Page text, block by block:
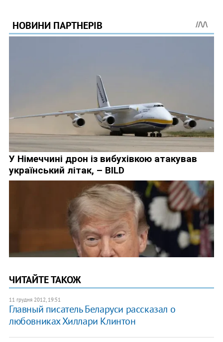
ЧИТАЙТЕ ТАКОЖ
11 грудня 2012, 19:51
Главный писатель Беларуси рассказал о
любовниках Хиллари Клинтон